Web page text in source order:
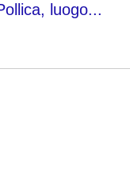
luogo...